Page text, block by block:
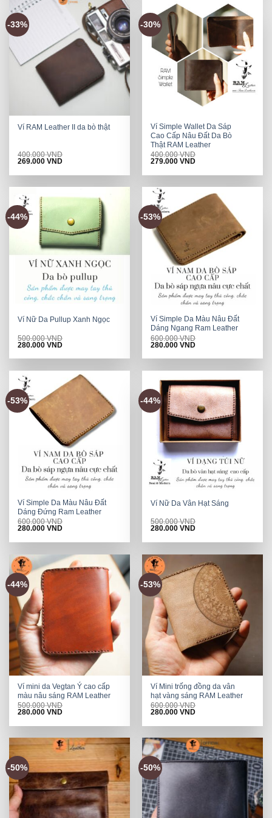
-33%
Ví RAM Leather II da bò thật
400.000VND
Original
was:
269.000VNDCurrent
is:
-30%
Ví Simple Wallet Da Sáp
Cao Cấp Nâu Đất Da Bò
Thật RAM Leather
400.000VND
Original
was:
279.000VNDCurrent
is:
-44%
Ví Nữ Da Pullup Xanh Ngọc
500.000VND
Original
was:
280.000VNDCurrent
is:
-53%
Ví Simple Da Màu Nâu Đất
Dáng Ngang Ram Leather
600.000VND
Original
was:
280.000VNDCurrent
is:
-53%
Ví Simple Da Màu Nâu Đất
Dáng Đứng Ram Leather
600.000VND
Original
was:
280.000VNDCurrent
is:
-44%
Ví Nữ Da Vân Hạt Sáng
500.000VND
Original
was:
280.000VNDCurrent
is:
-44%
Ví mini da Vegtan Ý cao cấp
màu nâu sáng RAM Leather
500.000VND
Original
was:
280.000VNDCurrent
is:
-53%
Ví Mini trống đồng da vân
hạt vàng sáng RAM Leather
600.000VND
Original
was:
280.000VNDCurrent
is:
-50% -50%